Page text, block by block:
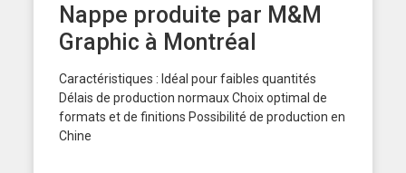
Nappe produite par M&M
Graphic à Montréal
Caractéristiques : Idéal pour faibles quantités
Délais de production normaux Choix optimal de
formats et de finitions Possibilité de production en
Chine